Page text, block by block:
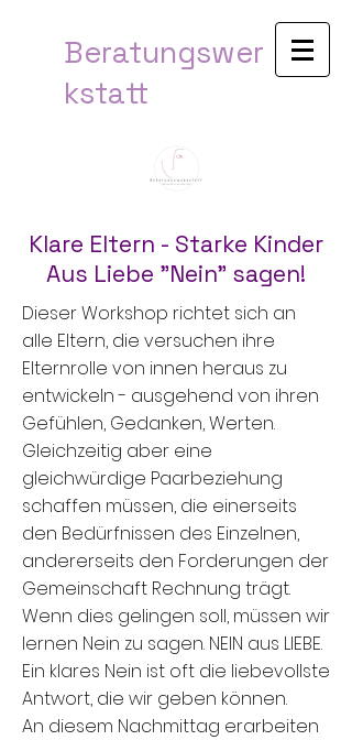
Beratungswer
kstatt​
Klare Eltern - Starke Kinder
Aus Liebe "Nein" sagen!
Dieser Workshop richtet sich an
alle Eltern, die versuchen ihre
Elternrolle von innen heraus zu
entwickeln - ausgehend von ihren
Gefühlen, Gedanken, Werten.
Gleichzeitig aber eine
gleichwürdige Paarbeziehung
schaffen müssen, die einerseits
den Bedürfnissen des Einzelnen,
andererseits den Forderungen der
Gemeinschaft Rechnung trägt.
Wenn dies gelingen soll, müssen wir
lernen Nein zu sagen. NEIN aus LIEBE.
Ein klares Nein ist oft die liebevollste
Antwort, die wir geben können.
An diesem Nachmittag erarbeiten